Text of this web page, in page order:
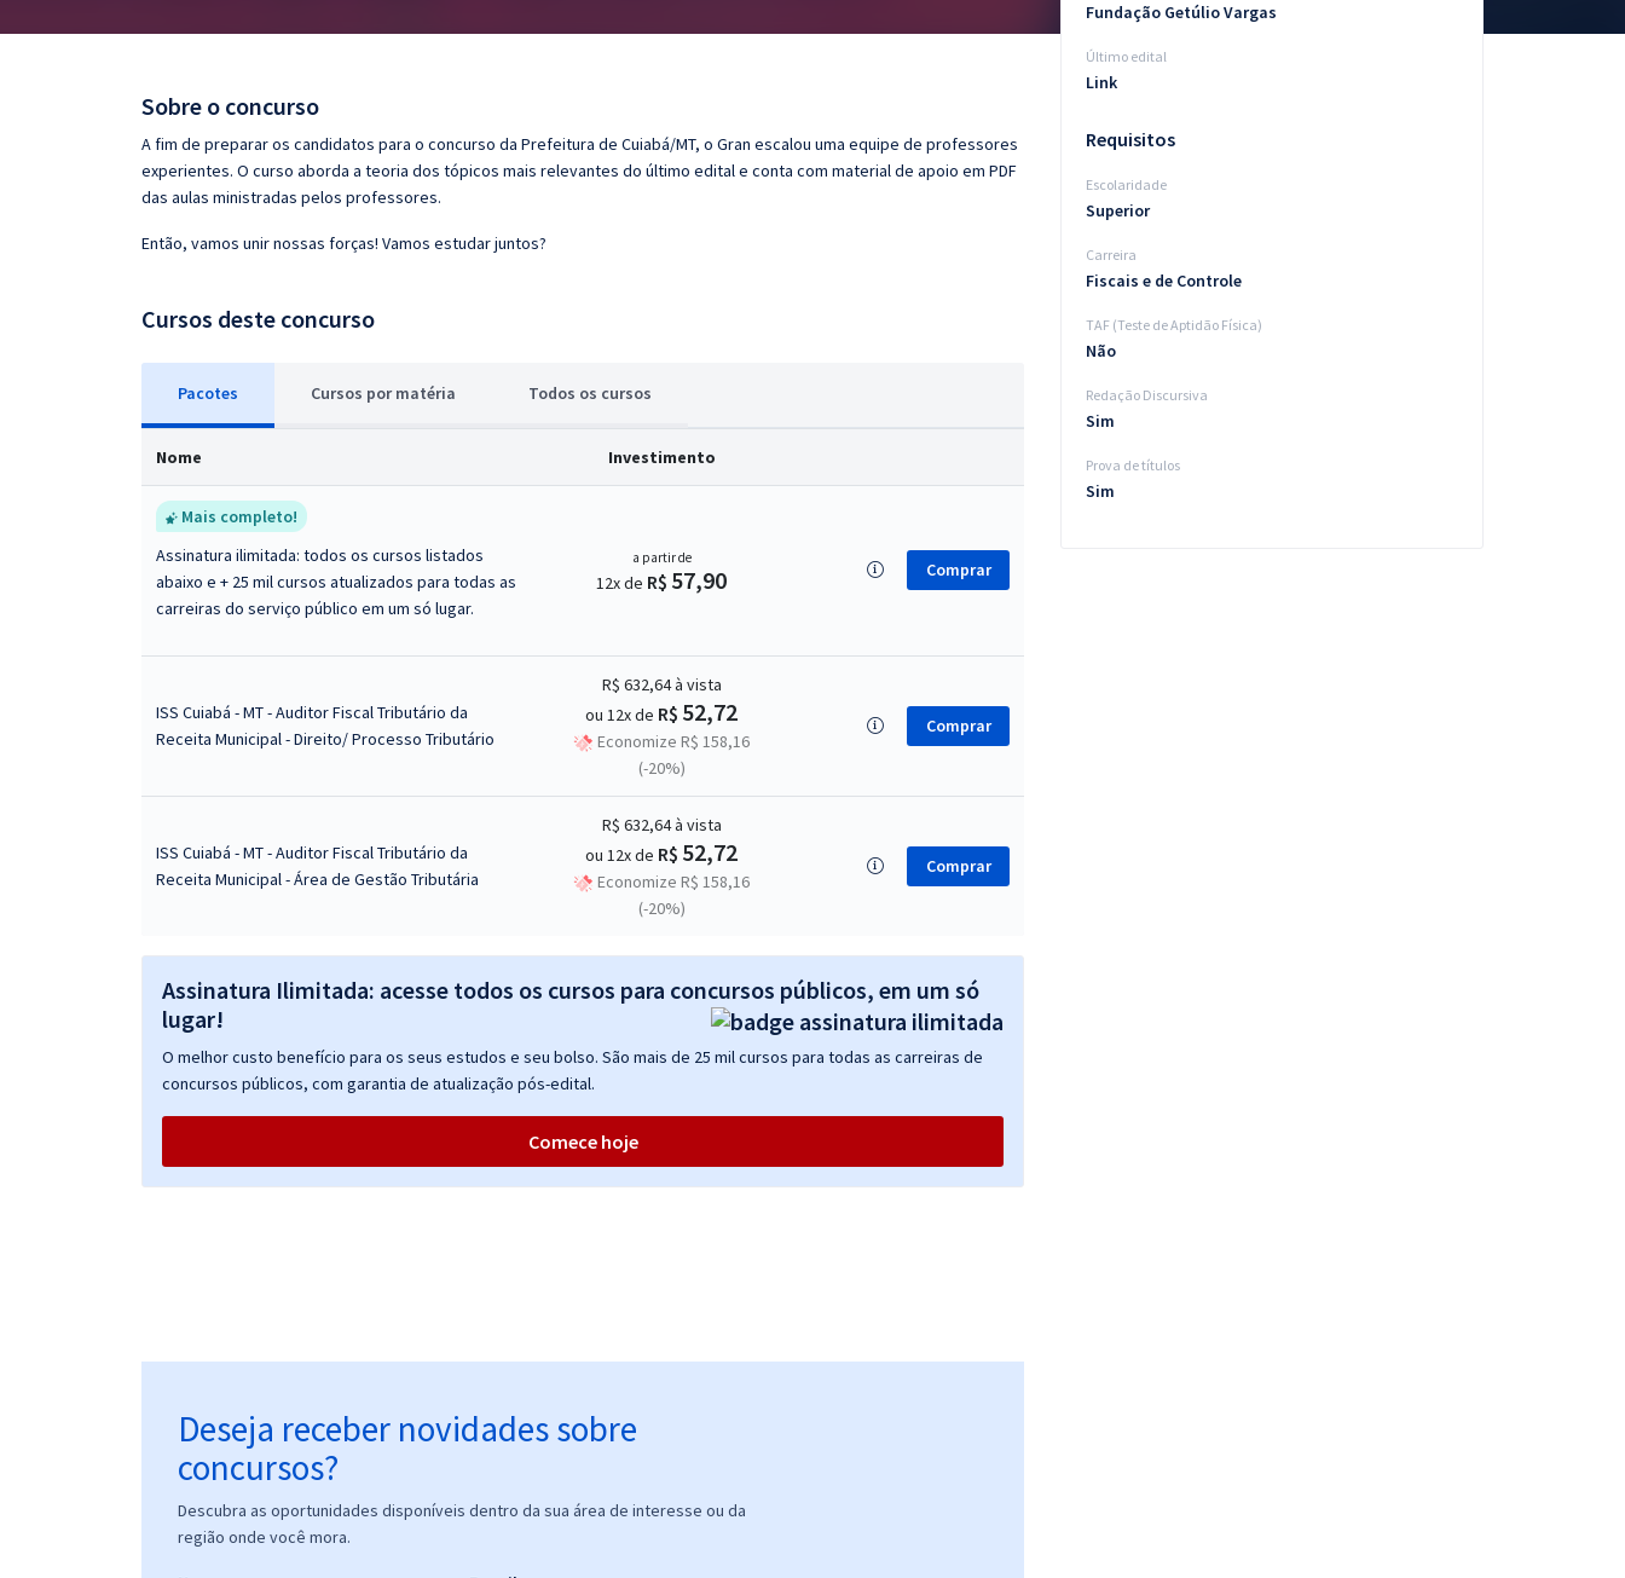
Questões grátis
Sobre o concurso
A fim de preparar os candidatos para o concurso da Prefeitura de Cuiabá/MT, o Gran escalou uma equipe de professores
experientes. O curso aborda a teoria dos tópicos mais relevantes do último edital e conta com material de apoio em PDF
das aulas ministradas pelos professores.
Então, vamos unir nossas forças! Vamos estudar juntos?
Cursos deste concurso
Pacotes Cursos por matéria Todos os cursos
Nome Investimento
Mais completo!
Assinatura ilimitada: todos os cursos listados
abaixo e + 25 mil cursos atualizados para todas as
carreiras do serviço público em um só lugar.
a partir de
12x de R$ 57,90 Comprar
ISS Cuiabá - MT - Auditor Fiscal Tributário da
Receita Municipal - Direito/ Processo Tributário
R$ 632,64à vista
ou 12x de R$ 52,72
Economize R$ 158,16
(-20%)
Comprar
ISS Cuiabá - MT - Auditor Fiscal Tributário da
Receita Municipal - Área de Gestão Tributária
R$ 632,64à vista
ou 12x de R$ 52,72
Economize R$ 158,16
(-20%)
Comprar
Assinatura Ilimitada: acesse todos os cursos para concursos públicos, em um só
lugar!
O melhor custo benefício para os seus estudos e seu bolso. São mais de 25 mil cursos para todas as carreiras de
concursos públicos, com garantia de atualização pós-edital.
Comece hoje
Deseja receber novidades sobre
concursos?
Descubra as oportunidades disponíveis dentro da sua área de interesse ou da
região onde você mora.
Fundação Getúlio Vargas
Último edital
Link
Requisitos
Escolaridade
Superior
Carreira
Fiscais e de Controle
TAF (Teste de Aptidão Física)
Não
Redação Discursiva
Sim
Prova de títulos
Sim